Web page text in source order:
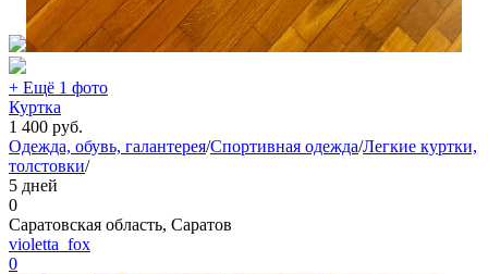
+ Ещё 1 фото
Куртка
1 400 руб.
Одежда, обувь, галантерея/Спортивная одежда/Легкие куртки,
толстовки/
5 дней
0
Саратовская область, Саратов
violetta_fox
0